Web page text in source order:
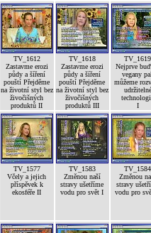
TV_1612
Zastavme erozi
půdy a šíření
pouští Přejděme
na životní styl bez
živočišných
produktů II
TV_1618
Zastavme erozi
půdy a šíření
pouští Přejděme
na životní styl bez
živočišných
produktů III
TV_1619
Nejprve
vegany
můžeme
udržitelné
I
TV_1577
Včely a jejich
příspěvek k
ekosféře II
TV_1583
Změnou naší
stravy ušetříme
vodu pro svět I
TV_1584
Změnou
stravy
vodu pro